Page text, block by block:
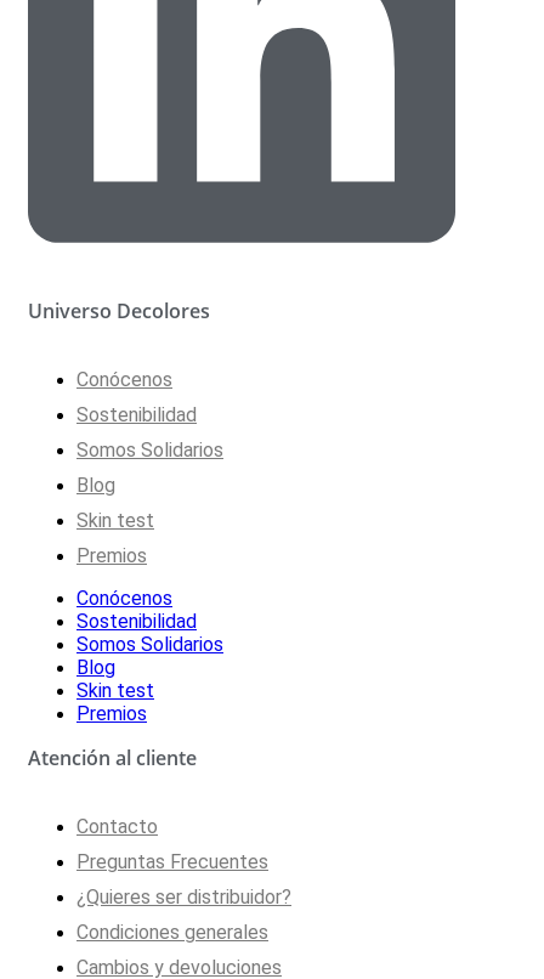
Universo Decolores
Conócenos
Sostenibilidad
Somos Solidarios
Blog
Skin test
Premios
Conócenos
Sostenibilidad
Somos Solidarios
Blog
Skin test
Premios
Atención al cliente
Contacto
Preguntas Frecuentes
¿Quieres ser distribuidor?
Condiciones generales
Cambios y devoluciones